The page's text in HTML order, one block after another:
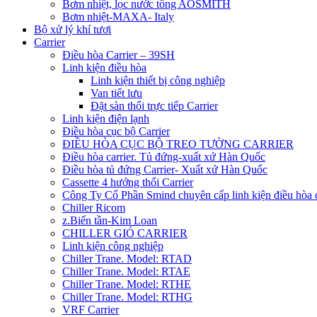
Bơm nhiệt, lọc nước tổng AOSMITH
Bơm nhiệt-MAXA- Italy
Bộ xử lý khí tươi
Carrier
Điều hòa Carrier – 39SH
Linh kiện điều hòa
Linh kiện thiết bị công nghiệp
Van tiết lưu
Đặt sàn thổi trực tiếp Carrier
Linh kiện điện lạnh
Điều hòa cục bộ Carrier
ĐIỀU HÒA CỤC BỘ TREO TƯỜNG CARRIER
Điều hòa carrier. Tủ đứng-xuất xứ Hàn Quốc
Điều hòa tủ đứng Carrier- Xuất xứ Hàn Quốc
Cassette 4 hướng thổi Carrier
Công Ty Cổ Phần Smind chuyên cấp linh kiện điều hòa
Chiller Ricom
z.Biến tần-Kim Loan
CHILLER GIÓ CARRIER
Linh kiện công nghiệp
Chiller Trane. Model: RTAD
Chiller Trane. Model: RTAE
Chiller Trane. Model: RTHE
Chiller Trane. Model: RTHG
VRF Carrier